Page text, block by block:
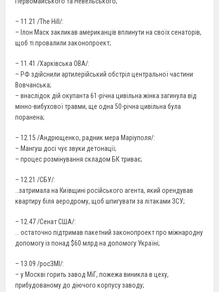
– 11.21 /The Hill/:
– Ілон Маск закликав американців вплинути на своїх сенаторів,
щоб ті провалили законопроект;
– 11.41 /Харківська ОВА/:
– РФ здійснили артилерійський обстріл центральної частини
Вовчанська;
– внаслідок дій окупанта 61-річна цивільна жінка загинула від
мінно-вибухової травми, ще одна 50-річна цивільна була
поранена;
– 12.15 /Андрющенко, радник мера Маріуполя/:
– Мангуш досі чує звуки детонації;
– процес розмінування складом БК триває;
– 12.21 /СБУ/:
…затримала на Київщині російського агента, який орендував
квартиру біля аеродрому, щоб шпигувати за літаками ЗСУ;
– 12.47 /Сенат США/:
… остаточно підтримав пакетний законопроект про міжнародну
допомогу із понад $60 млрд на допомогу Україні;
– 13.09 /росЗМІ/:
– у Москві горить завод МіГ, пожежа виникла в цеху,
прибудованому до діючого корпусу заводу;